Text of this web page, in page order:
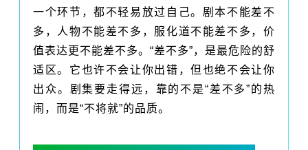
一个环节，都不轻易放过自己。剧本不能差不
多，人物不能差不多，服化道不能差不多，价
值表达更不能差不多。“差不多”，是最危险的舒
适区。它也许不会让你出错，但也绝不会让你
出众。剧集要走得远，靠的不是“差不多”的热
闹，而是“不将就”的品质。